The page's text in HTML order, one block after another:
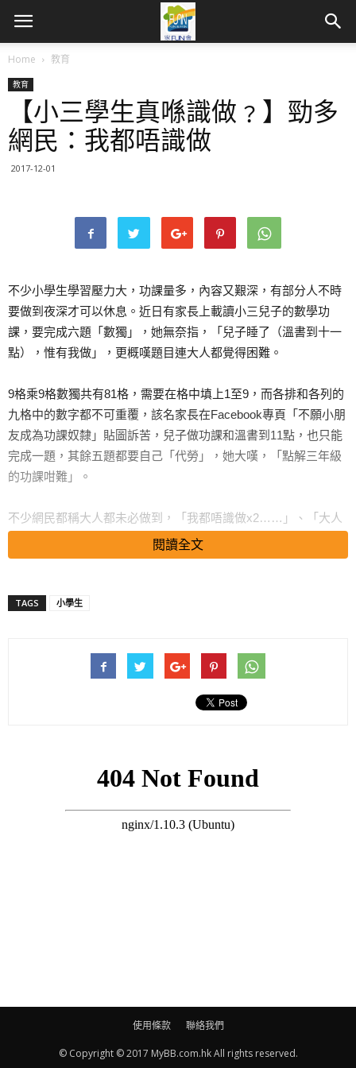
Home 教育
教育
【小三學生真喺識做﹖】勁多
網民：我都唔識做
2017-12-01
不少小學生學習壓力大，功課量多，內容又艱深，有部分人不時
要做到夜深才可以休息。近日有家長上載讀小三兒子的數學功
課，要完成六題「數獨」，她無奈指，「兒子睡了（溫書到十一
點），惟有我做」，更概嘆題目連大人都覺得困難。
9格乘9格數獨共有81格，需要在格中填上1至9，而各排和各列的
九格中的數字都不可重覆，該名家長在Facebook專頁「不願小朋
友成為功課奴隸」貼圖訴苦，兒子做功課和溫書到11點，也只能
完成一題，其餘五題都要自己「代勞」，她大嘆，「點解三年級
的功課咁難」。
不少網民都稱大人都未必做到，「我都唔識做x2……」、「大人
做都死，要小三做？先叫老師自己玩下先」。也有網民認為老師
應該循序漸進，由簡單的4格乘4格數獨開始，慢慢增加格的數
示不能完成，否則功課會更無法應付。
搜尋 Travel
閱讀全文
TAGS 小學生
使用條款 聯絡我們
© Copyright © 2017 MyBB.com.hk All rights reserved.